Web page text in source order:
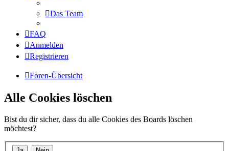
Das Team
FAQ
Anmelden
Registrieren
Foren-Übersicht
Alle Cookies löschen
Bist du dir sicher, dass du alle Cookies des Boards löschen
möchtest?